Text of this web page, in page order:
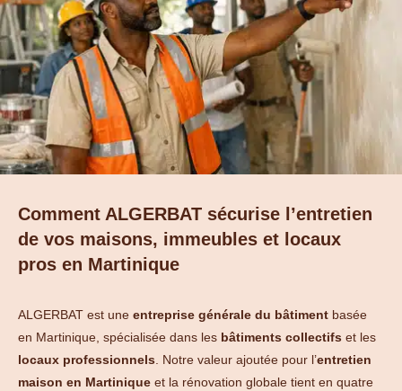
Comment ALGERBAT sécurise l’entretien
de vos maisons, immeubles et locaux
pros en Martinique
ALGERBAT est une entreprise générale du bâtiment basée
en Martinique, spécialisée dans les bâtiments collectifs et les
locaux professionnels. Notre valeur ajoutée pour l’entretien
maison en Martinique et la rénovation globale tient en quatre